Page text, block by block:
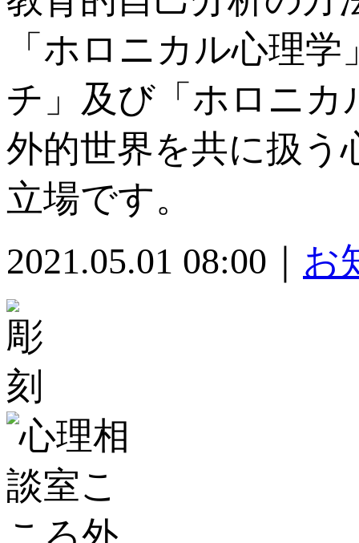
「ホロニカル心理
チ」及び「ホロニカ
外的世界を共に扱う
立場です。
2021.05.01 08:00｜ お